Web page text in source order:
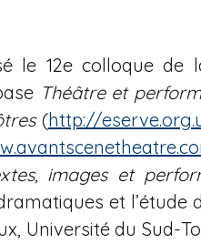
le 12e colloque de
Théâtre et
(http://
images et
et l’étude
Université du Sud-